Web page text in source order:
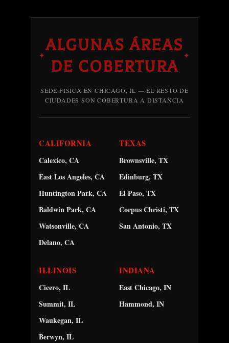
✦
ALGUNAS ÁREAS
DE COBERTURA
✦
SEDE FÍSICA EN CHICAGO, IL — EL RESTO DE
CIUDADES SON COBERTURA A DISTANCIA
CALIFORNIA
Calexico, CA
East Los Angeles, CA
Huntington Park, CA
Baldwin Park, CA
Watsonville, CA
Delano, CA
TEXAS
Brownsville, TX
Edinburg, TX
El Paso, TX
Corpus Christi, TX
San Antonio, TX
ILLINOIS
Cicero, IL
Summit, IL
Waukegan, IL
Berwyn, IL
INDIANA
East Chicago, IN
Hammond, IN